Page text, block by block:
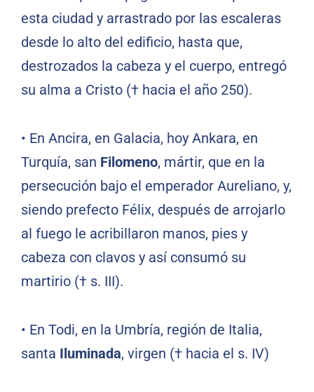
esta ciudad y arrastrado por las escaleras
desde lo alto del edificio, hasta que,
destrozados la cabeza y el cuerpo, entregó
su alma a Cristo († hacia el año 250).
• En Ancira, en Galacia, hoy Ankara, en
Turquía, san Filomeno, mártir, que en la
persecución bajo el emperador Aureliano, y,
siendo prefecto Félix, después de arrojarlo
al fuego le acribillaron manos, pies y
cabeza con clavos y así consumó su
martirio († s. III).
• En Todi, en la Umbría, región de Italia,
santa Iluminada, virgen († hacia el s. IV)